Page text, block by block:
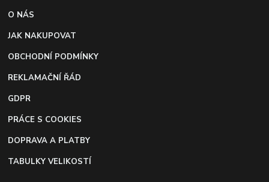
O NÁS
JAK NAKUPOVAT
OBCHODNÍ PODMÍNKY
REKLAMAČNÍ ŘÁD
GDPR
PRÁCE S COOKIES
DOPRAVA A PLATBY
TABULKY VELIKOSTÍ